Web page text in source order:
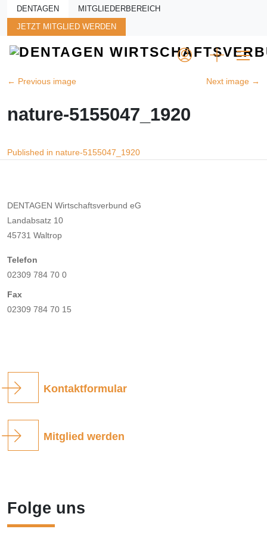
Skip to main content
DENTAGEN MITGLIEDERBEREICH
JETZT MITGLIED WERDEN
← Previous image Next image →
nature-5155047_1920
Beitragsnavigation
Published in nature-5155047_1920
DENTAGEN Wirtschaftsverbund eG
Landabsatz 10
45731 Waltrop
Telefon
02309 784 70 0
Fax
02309 784 70 15
Kontaktformular
Mitglied werden
Folge uns